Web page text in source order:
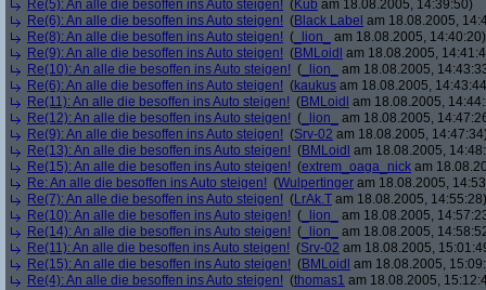
Re(5): An alle die besoffen ins Auto steigen! (Kub am 18.08.2005, 14:39:50)
Re(6): An alle die besoffen ins Auto steigen! (Black Label am 18.08.2005,
Re(8): An alle die besoffen ins Auto steigen! ( _lion_
am 18.08.2005, 14:40:20)
Re(9): An alle die besoffen ins Auto steigen! (BMLoidl am 18.08.2005,
Re(10): An alle die besoffen ins Auto steigen! ( _lion_
am 18.08.2005,
Re(6): An alle die besoffen ins Auto steigen! (kaukus am 18.08.2005,
Re(11): An alle die besoffen ins Auto steigen! (BMLoidl am 18.08.2005,
Re(12): An alle die besoffen ins Auto steigen! ( _lion_
am 18.08.2005,
Re(9): An alle die besoffen ins Auto steigen! (Srv-02 am 18.08.2005,
Re(13): An alle die besoffen ins Auto steigen! (BMLoidl am 18.08.2005,
Re(15): An alle die besoffen ins Auto steigen! (extrem_oaga_nick am
Re: An alle die besoffen ins Auto steigen! (Wulpertinger am 18.08.2005,
Re(7): An alle die besoffen ins Auto steigen! (LrAk.T am 18.08.2005, 14:55:28)
Re(10): An alle die besoffen ins Auto steigen! ( _lion_
am 18.08.2005,
Re(14): An alle die besoffen ins Auto steigen! ( _lion_
am 18.08.2005,
Re(11): An alle die besoffen ins Auto steigen! (Srv-02 am 18.08.2005,
Re(15): An alle die besoffen ins Auto steigen! (BMLoidl am 18.08.2005,
Re(4): An alle die besoffen ins Auto steigen! (thomas1 am 18.08.2005,